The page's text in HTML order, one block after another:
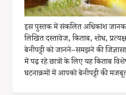
इस पुस्तक में संकलित अधिकांश
लिखित दस्तावेज, किताब, शोध,
बेनीपट्टी को जानने–समझने की
में पढ़ रहे छात्रों के लिए यह किताब
घटनाक्रमों में आपको बेनीपट्टी की